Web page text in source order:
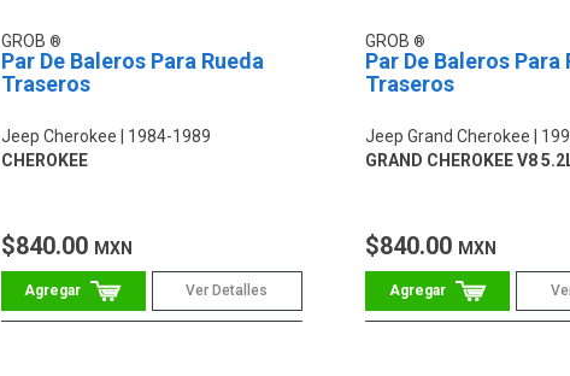
GROB
Par De Baleros Para Rueda
Traseros
Jeep Cherokee
1984-1989
CHEROKEE
$840.00 MXN
Ver Detalles
GROB
Par De Baleros Para
Traseros
Jeep Grand Cherokee
GRAND CHEROKEE V8
$840.00 MXN